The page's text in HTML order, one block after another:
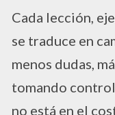
Cada lección,
se traduce en
menos dudas,
tomando
no está en el